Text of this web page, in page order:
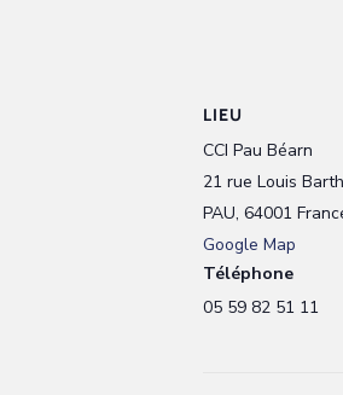
LIEU
CCI Pau Béarn
21 rue Louis
PAU, 64001
Google Map
Téléphone
05 59 82 51 11